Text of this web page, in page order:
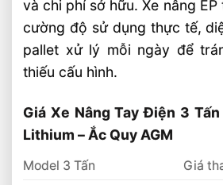
và chi phí sở hữu. Xe nâng
cường độ sử dụng thực tế,
pallet xử lý mỗi ngày để
thiếu cấu hình.
Giá Xe Nâng Tay Điện 3
Lithium – Ắc Quy AGM
Model 3 Tấn
Giá